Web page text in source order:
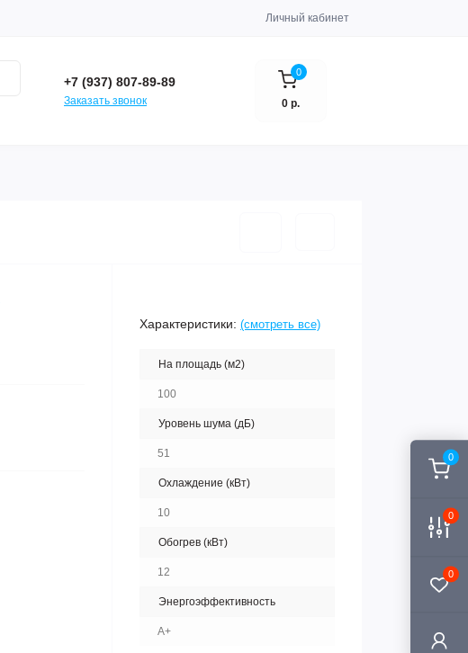
0
0
0
Личный кабинет
+7 (937) 807-89-89
Заказать звонок
0
0 р.
Характеристики: (смотреть все)
На площадь (м2)
100
Уровень шума (дБ)
51
Охлаждение (кВт)
10
Обогрев (кВт)
12
Энергоэффективность
A+